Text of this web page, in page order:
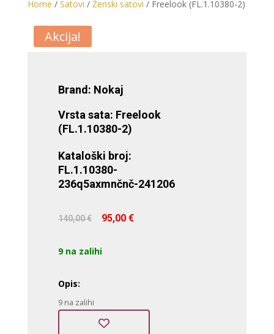
Home / Satovi / Ženski satovi / Freelook (FL.1.10380-2)
Akcija!
Brand: Nokaj
Vrsta sata: Freelook
(FL.1.10380-2)
Kataloški broj:
FL.1.10380-
236q5axmnčnč-241206
140,00€ Izvorna
cijena
bila
je:
95,00 €
9 na zalihi
Opis:
9 na zalihi